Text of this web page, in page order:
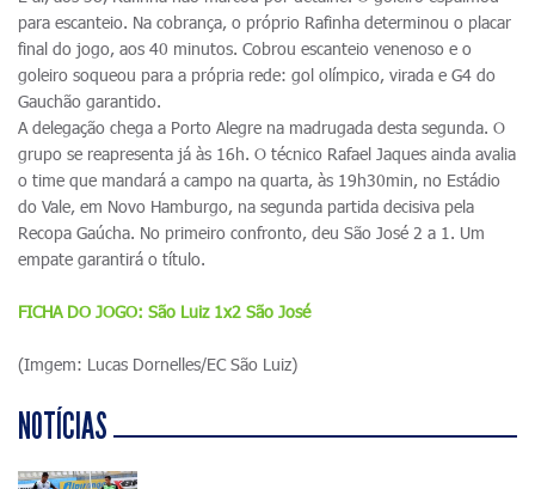
para escanteio. Na cobrança, o próprio Rafinha determinou o placar
final do jogo, aos 40 minutos. Cobrou escanteio venenoso e o
goleiro soqueou para a própria rede: gol olímpico, virada e G4 do
Gauchão garantido.
A delegação chega a Porto Alegre na madrugada desta segunda. O
grupo se reapresenta já às 16h. O técnico Rafael Jaques ainda avalia
o time que mandará a campo na quarta, às 19h30min, no Estádio
do Vale, em Novo Hamburgo, na segunda partida decisiva pela
Recopa Gaúcha. No primeiro confronto, deu São José 2 a 1. Um
empate garantirá o título.
FICHA DO JOGO: São Luiz 1x2 São José
(Imgem: Lucas Dornelles/EC São Luiz)
NOTÍCIAS